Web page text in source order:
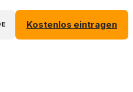
Kostenlos eintragen